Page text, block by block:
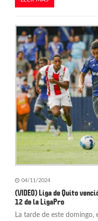
04/11/2024
(VIDEO) Liga de Quito
12 de la LigaPro
La tarde de este